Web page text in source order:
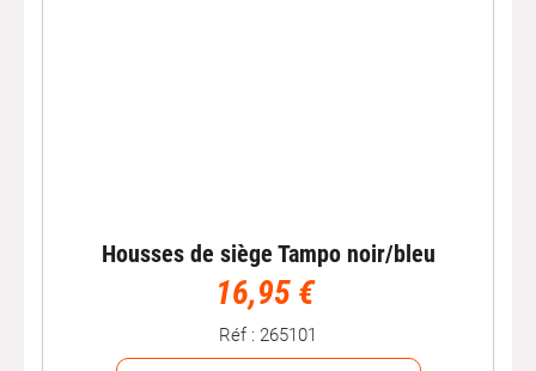
Housses de siège Tampo noir/bleu
16,95 €
Réf : 265101